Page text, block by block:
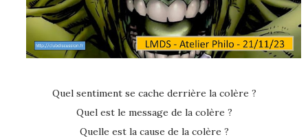
Quel sentiment se cache derrière la colère ?
Quel est le message de la colère ?
Quelle est la cause de la colère ?